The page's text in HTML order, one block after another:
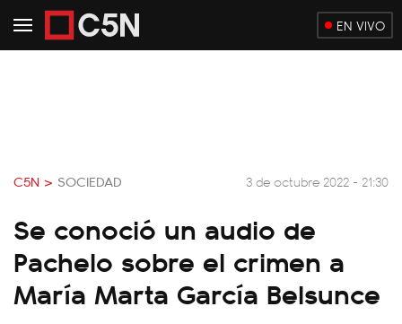
EN VIVO
C5N > SOCIEDAD 3 de octubre 2022 - 21:30
Se conoció un audio de
Pachelo sobre el crimen a
María Marta García Belsunce